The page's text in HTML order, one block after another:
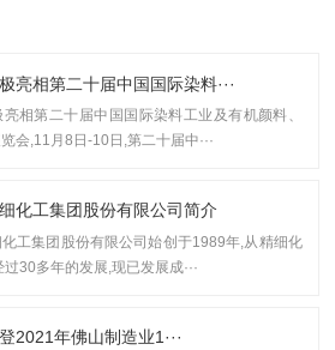
亮相第二十届中国国际染料···
相第二十届中国国际染料工业及有机颜料、
会,11月8日-10日,第二十届中···
化工集团股份有限公司简介
工集团股份有限公司始创于1989年,从精细化
30多年的发展,现已发展成···
2021年佛山制造业1···